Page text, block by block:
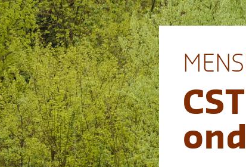
MENSEN
CST als
onderwijs
Manon Ruelle,
Architectuur ULuik